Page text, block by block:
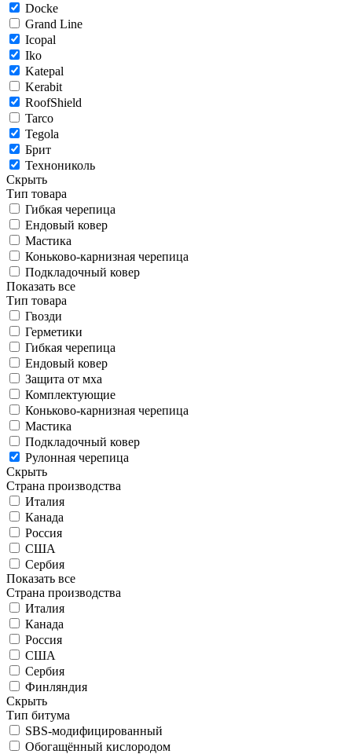
Docke
Grand Line
Icopal
Iko
Katepal
Kerabit
RoofShield
Tarco
Tegola
Брит
Технониколь
Скрыть
Тип товара
Гибкая черепица
Ендовый ковер
Мастика
Коньково-карнизная черепица
Подкладочный ковер
Показать все
Тип товара
Гвозди
Герметики
Гибкая черепица
Ендовый ковер
Защита от мха
Комплектующие
Коньково-карнизная черепица
Мастика
Подкладочный ковер
Рулонная черепица
Скрыть
Страна производства
Италия
Канада
Россия
США
Сербия
Показать все
Страна производства
Италия
Канада
Россия
США
Сербия
Финляндия
Скрыть
Тип битума
SBS-модифицированный
Обогащённый кислородом